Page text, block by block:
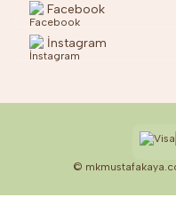
Facebook
İnstagram
©